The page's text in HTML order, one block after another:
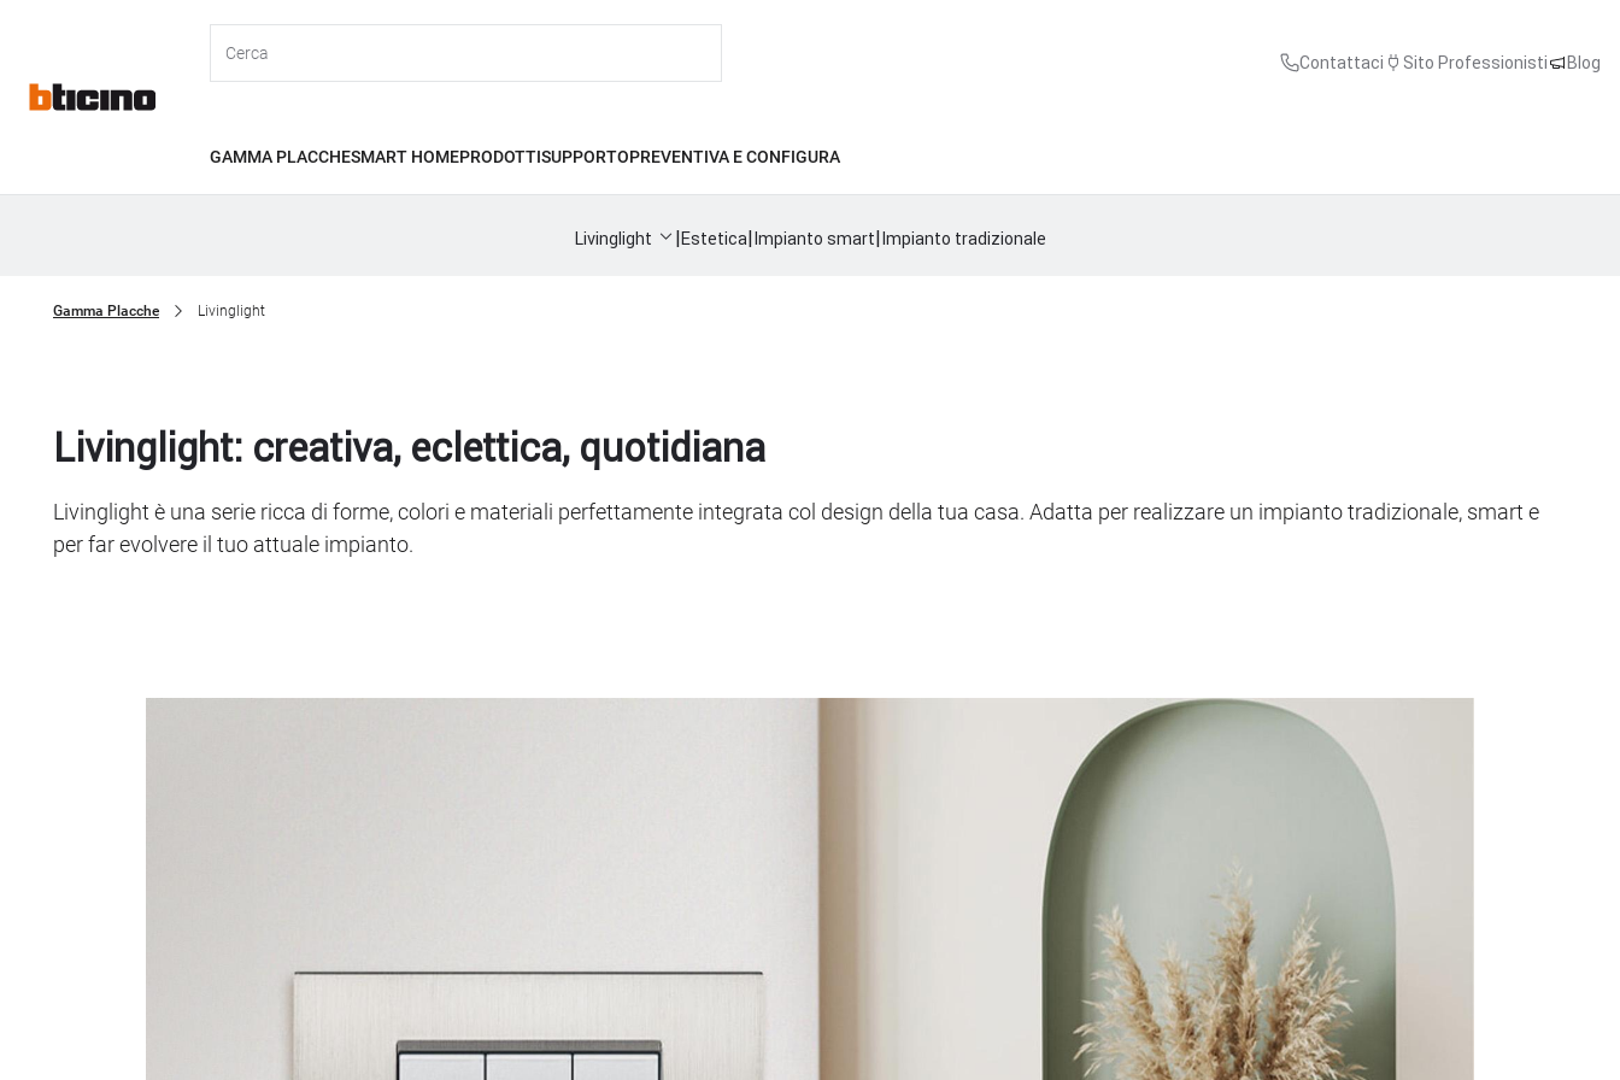
content
Primary
Contattaci Sito Professionisti Blog
GAMMA PLACCHESMART HOMEPRODOTTISUPPORTOPREVENTIVA E CONFIGURA
Livinglight |Estetica|Impianto smart|Impianto tradizionale
Gamma Placche Livinglight
Livinglight: creativa, eclettica, quotidiana
Livinglight è una serie ricca di forme, colori e materiali perfettamente integrata col design della tua casa. Adatta per realizzare un impianto tradizionale, smart e
per far evolvere il tuo attuale impianto.